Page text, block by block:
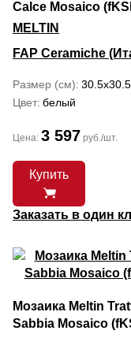
Calce Mosaico
MELTIN
FAP Ceramiche
Размер (см) 30.5x30.5
Цвет белый
Цена: 3 597 руб./шт.
Купить
Заказать в один
Мозаика Meltin
Sabbia Mosaico